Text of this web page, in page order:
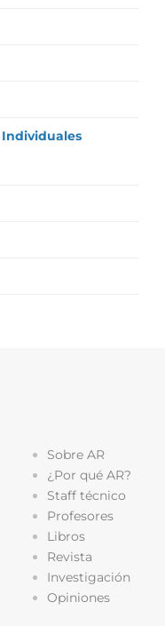
Individuales
Sobre AR
¿Por qué AR?
Staff técnico
Profesores
Libros
Revista
Investigación
Opiniones